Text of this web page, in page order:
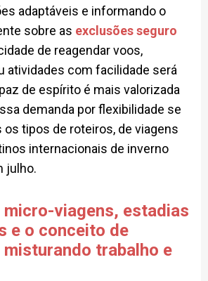
adaptáveis e informando o
sobre as exclusões seguro
de reagendar voos,
atividades com facilidade será
de espírito é mais valorizada
demanda por flexibilidade se
os tipos de roteiros, de viagens
internacionais de inverno
julho.
micro-viagens, estadias
e o conceito de
misturando trabalho e